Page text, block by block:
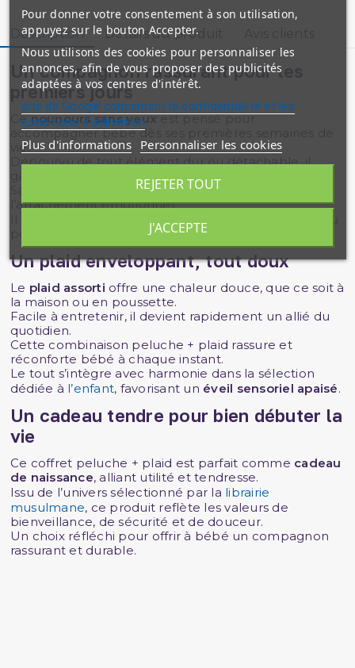
Description Détails du produit
Un compagnon rassurant pour les
premiers jours
Cenounours sans yeuxest pensé pour
accompagner bébé dès ses premières semaines de
vie.
Dépourvu de tout élément dur ou détachable, il
sécurité maximale.
Sa texture moelleuse et son format câlin favorisent
l’attachement émotionnel.
Il rejoint naturellement l’univers de la
pour les bébés musulmans.
Un plaid enveloppant, tout doux
Le plaid assorti offre une chaleur douce, que ce soit à
la maison ou en poussette.
Facile à entretenir, il devient rapidement un allié du
quotidien.
Cette combinaison peluche + plaid rassure et
réconforte bébé à chaque instant.
Le tout s’intègre avec harmonie dans la sélection
dédiée à l’enfant, favorisant un éveil sensoriel apaisé.
Un cadeau tendre pour bien débuter la
vie
Ce coffret peluche + plaid est parfait comme cadeau
de naissance, alliant utilité et tendresse.
Issu de l’univers sélectionné par la librairie
musulmane, ce produit reflète les valeurs de
bienveillance, de sécurité et de douceur.
Un choix réfléchi pour offrir à bébé un compagnon
rassurant et durable.
Pour donner votre consentement à son utilisation,
appuyez sur le bouton Accepter.
Nous utilisons des cookies pour personnaliser les
annonces, afin de vous proposer des publicités
adaptées à vos centres d'intérêt.
site de Google concernant la confidentialité et les
conditions d'utilisation
Plus d'informations Personnaliser les cookies
REJETER TOUT
J'ACCEPTE